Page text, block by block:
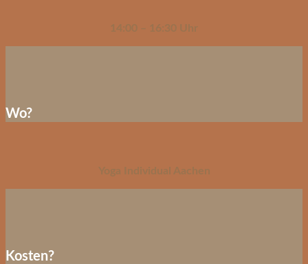
14:00 – 16:30 Uhr
Wo?
Yoga Individual Aachen
Kosten?